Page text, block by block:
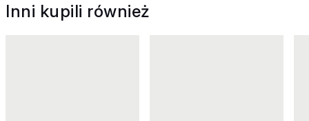
Inni kupili również